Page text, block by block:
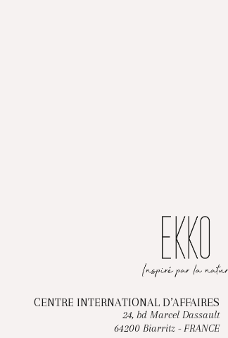
CENTRE INTERNATIONAL D’AFFAIRES
24, bd Marcel Dassault
64200 Biarritz - FRANCE